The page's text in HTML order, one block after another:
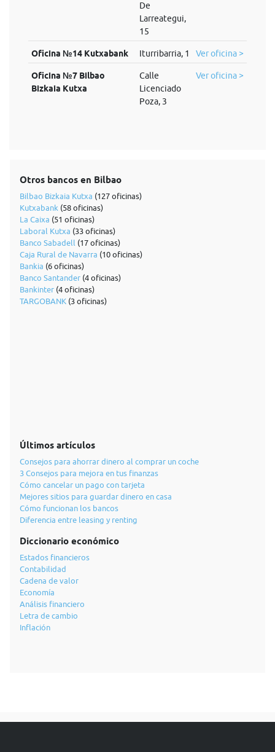
De
Larreategui,
15
Oficina №14 Kutxabank Iturribarria, 1 Ver oficina >
Oficina №7 Bilbao
Bizkaia Kutxa
Calle
Licenciado
Poza, 3
Ver oficina >
Otros bancos en Bilbao
Bilbao Bizkaia Kutxa (127 oficinas)
Kutxabank (58 oficinas)
La Caixa (51 oficinas)
Laboral Kutxa (33 oficinas)
Banco Sabadell (17 oficinas)
Caja Rural de Navarra (10 oficinas)
Bankia (6 oficinas)
Banco Santander (4 oficinas)
Bankinter (4 oficinas)
TARGOBANK (3 oficinas)
Últimos artículos
Consejos para ahorrar dinero al comprar un coche
3 Consejos para mejora en tus finanzas
Cómo cancelar un pago con tarjeta
Mejores sitios para guardar dinero en casa
Cómo funcionan los bancos
Diferencia entre leasing y renting
Diccionario económico
Estados financieros
Contabilidad
Cadena de valor
Economía
Análisis financiero
Letra de cambio
Inflación